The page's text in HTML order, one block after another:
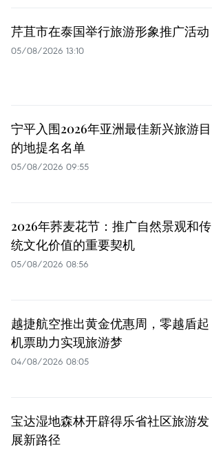
芹苴市在泰国举行旅游形象推广活动
05/08/2026 13:10
宁平入围2026年亚洲最佳新兴旅游目
的地提名名单
05/08/2026 09:55
2026年荞麦花节：推广自然景观和传
统文化价值的重要契机
05/08/2026 08:56
越捷航空推出黄金优惠周，零越盾起
机票助力实现旅游梦
04/08/2026 08:05
宝达湿地森林开辟得乐省社区旅游发
展新路径